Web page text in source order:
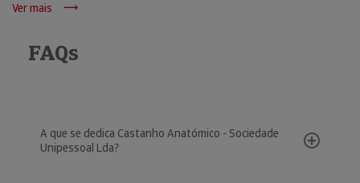
Ver mais
FAQs
A que se dedica Castanho Anatómico - Sociedade
Unipessoal Lda?